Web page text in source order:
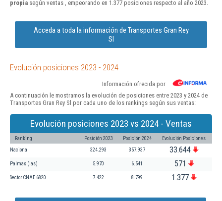
propia según ventas , empeorando en 1.377 posiciones respecto al año 2023.
Acceda a toda la información de Transportes Gran Rey
Sl
Evolución posiciones 2023 - 2024
Información ofrecida por
A continuación le mostramos la evolución de posiciones entre 2023 y 2024 de
Transportes Gran Rey Sl por cada uno de los rankings según sus ventas:
Evolución posiciones 2023 vs 2024 - Ventas
Ranking Posición 2023 Posición 2024 Evolución Posiciones
Nacional 324.293 357.937 33.644
Palmas (las) 5.970 6.541 571
Sector CNAE 6820 7.422 8.799 1.377